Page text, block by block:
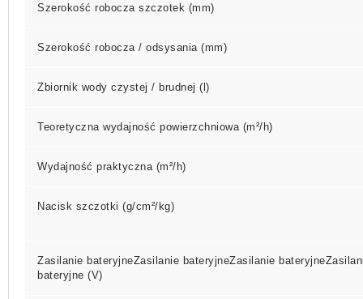
Szerokość robocza szczotek (mm)
Szerokość robocza / odsysania (mm)
Zbiornik wody czystej / brudnej (l)
Teoretyczna wydajność powierzchniowa (m²/h)
Wydajność praktyczna (m²/h)
Nacisk szczotki (g/cm²/kg)
Zasilanie bateryjneZasilanie bateryjneZasilanie
bateryjne (V)